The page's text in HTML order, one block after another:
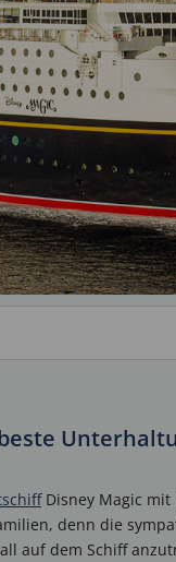
Disney Magic mit
denn die
auf dem Schiff